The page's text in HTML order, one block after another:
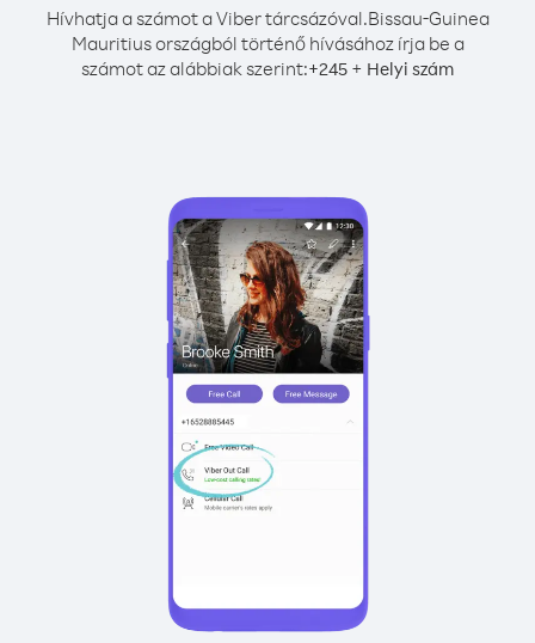
Hívhatja a számot a Viber tárcsázóval.Bissau-Guinea
Mauritius országból történő hívásához írja be a
számot az alábbiak szerint:+245 + Helyi szám